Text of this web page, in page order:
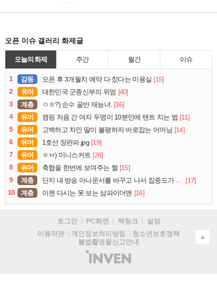
오픈 이슈 갤러리 화제글
오늘의 화제 주간 월간 이슈
1 감동 오픈 후 3개월치 예약 다 찼다는 미용실 [15]
2
유머 대한민국 군종신부의 위엄 [40]
3
계층 ㅇㅎ?) 순수 골반 재능녀. [36]
4
유머 캠핑 처음 간 여자 두명이 10분만에 텐트 치는 법 [11]
5
유머 고백하고 차인 딸이 불평하자 바로잡는 어머님 [14]
6
유머 1호선 장판파.jpg [19]
7
유머 ㅎㅂ) 미니스커트 [26]
8
유머 축협을 한번에 보여주는 짤 [15]
9
계층 단지 내 방송 아나운서를 바꾸고 나서 집중도가 확 올라갔다는 한 아파트의 안내방송
[17]
10
계층 이젠 다시는 못 보는 삼파이더맨 [16]
로그인 PC화면 퀵링크
설정
이용약관
개인정보처리방침
청소년보호정책
불법촬영물신고안내
(주)
인
▲